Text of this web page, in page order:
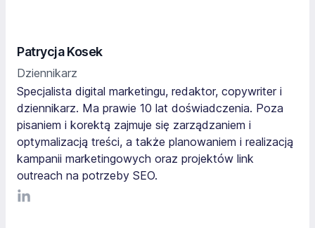
Patrycja Kosek
Dziennikarz
Specjalista digital marketingu, redaktor, copywriter i
dziennikarz. Ma prawie 10 lat doświadczenia. Poza
pisaniem i korektą zajmuje się zarządzaniem i
optymalizacją treści, a także planowaniem i realizacją
kampanii marketingowych oraz projektów link
outreach na potrzeby SEO.
LinkediIn